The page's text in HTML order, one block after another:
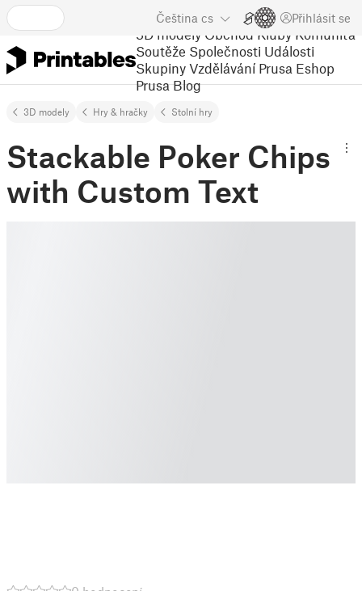
Čeština cs Přihlásit se
3D modely Obchod Kluby Komunita
Soutěže Společnosti Události
Skupiny Vzdělávání Prusa Eshop
Prusa Blog
3D modely Hry & hračky Stolní hry
Stackable Poker Chips
with Custom Text